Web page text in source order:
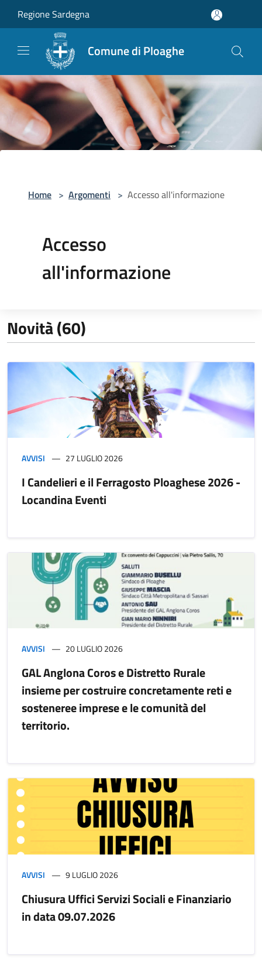
Regione Sardegna
Comune di Ploaghe
Home > Argomenti > Accesso all'informazione
Accesso
all'informazione
Novità (60)
AVVISI 27 LUGLIO 2026
I Candelieri e il Ferragosto Ploaghese 2026 -
Locandina Eventi
AVVISI 20 LUGLIO 2026
GAL Anglona Coros e Distretto Rurale
insieme per costruire concretamente reti e
sosteneree imprese e le comunità del
territorio.
AVVISI 9 LUGLIO 2026
Chiusura Uffici Servizi Sociali e Finanziario
in data 09.07.2026